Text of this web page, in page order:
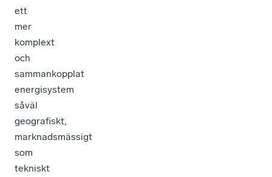
ett
mer
komplext
och
sammankopplat
energisystem
såväl
geografiskt,
marknadsmässigt
som
tekniskt